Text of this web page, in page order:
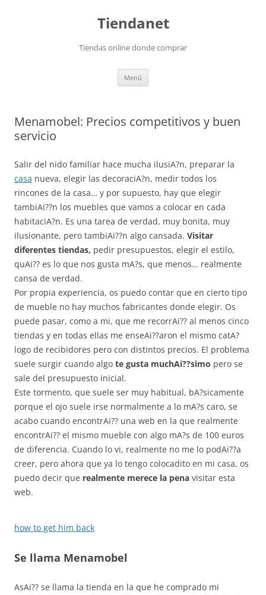
Tiendanet
Tiendas online donde comprar
Menú
Menamobel: Precios competitivos y buen
servicio
Salir del nido familiar hace mucha ilusiA?n, preparar la
casa nueva, elegir las decoraciA?n, medir todos los
rincones de la casa… y por supuesto, hay que elegir
tambiAi??n los muebles que vamos a colocar en cada
habitaciA?n. Es una tarea de verdad, muy bonita, muy
ilusionante, pero tambiAi??n algo cansada. Visitar
diferentes tiendas, pedir presupuestos, elegir el estilo,
quAi?? es lo que nos gusta mA?s, que menos… realmente
cansa de verdad.
Por propia experiencia, os puedo contar que en cierto tipo
de mueble no hay muchos fabricantes donde elegir. Os
puede pasar, como a mi, que me recorrAi?? al menos cinco
tiendas y en todas ellas me enseAi??aron el mismo catA?
logo de recibidores pero con distintos precios. El problema
suele surgir cuando algo te gusta muchAi??simo pero se
sale del presupuesto inicial.
Este tormento, que suele ser muy habitual, bA?sicamente
porque el ojo suele irse normalmente a lo mA?s caro, se
acabo cuando encontrAi?? una web en la que realmente
encontrAi?? el mismo mueble con algo mA?s de 100 euros
de diferencia. Cuando lo vi, realmente no me lo podAi??a
creer, pero ahora que ya lo tengo colocadito en mi casa, os
puedo decir que realmente merece la pena visitar esta
web.
how to get him back
Se llama Menamobel
AsAi?? se llama la tienda en la que he comprado mi